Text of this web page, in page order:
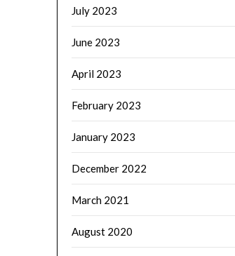
July 2023
June 2023
April 2023
February 2023
January 2023
December 2022
March 2021
August 2020